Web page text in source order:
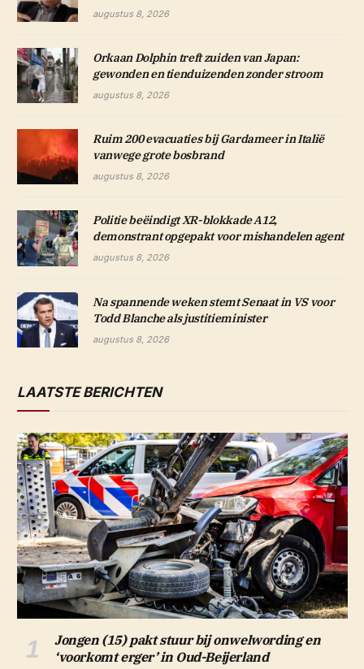
augustus 8, 2026
Orkaan Dolphin treft zuiden van Japan:
gewonden en tienduizenden zonder stroom
augustus 8, 2026
Ruim 200 evacuaties bij Gardameer in Italië
vanwege grote bosbrand
augustus 8, 2026
Politie beëindigt XR-blokkade A12,
demonstrant opgepakt voor mishandelen agent
augustus 8, 2026
Na spannende weken stemt Senaat in VS voor
Todd Blanche als justitieminister
augustus 8, 2026
LAATSTE BERICHTEN
Jongen (15) pakt stuur bij onwelwording en
‘voorkomt erger’ in Oud-Beijerland